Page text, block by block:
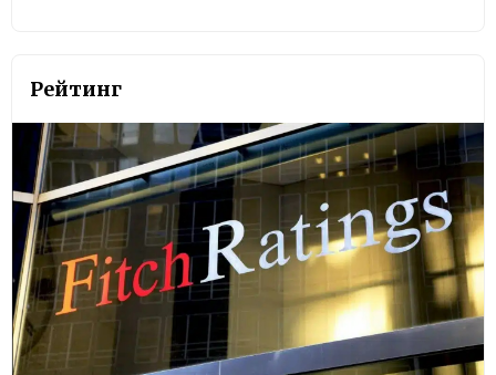
Рейтинг